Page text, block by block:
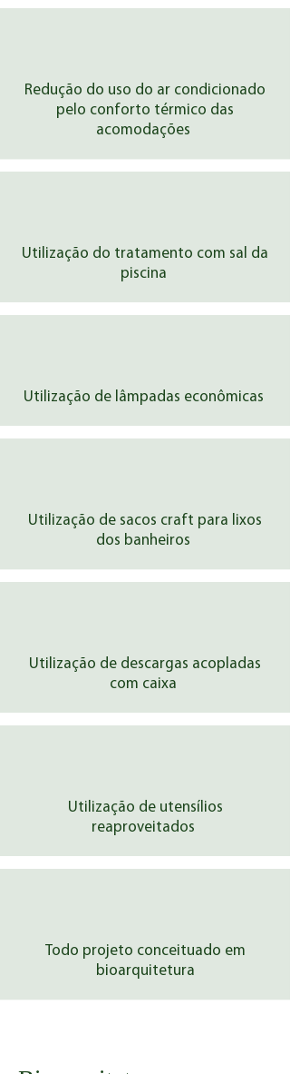
Redução do uso do ar condicionado
pelo conforto térmico das
acomodações
Utilização do tratamento com sal da
piscina
Utilização de lâmpadas econômicas
Utilização de sacos craft para lixos
dos banheiros
Utilização de descargas acopladas
com caixa
Utilização de utensílios
reaproveitados
Todo projeto conceituado em
bioarquitetura